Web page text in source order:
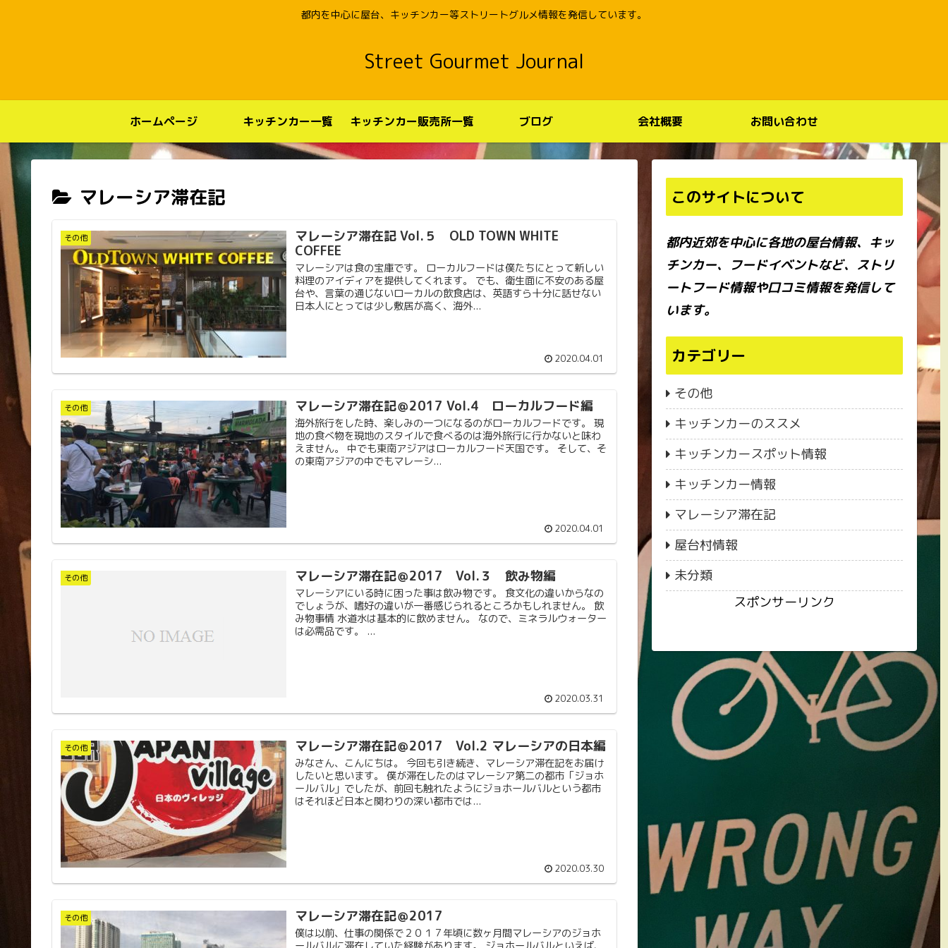
都内を中心に屋台、キッチンカー等ストリートグルメ情報を発信しています。
Street Gourmet Journal
ホームページ キッチンカー一覧 キッチンカー販売所一覧 ブログ 会社概要 お問い合わせ
マレーシア滞在記
その他
マレーシア滞在記 Vol.５ OLD TOWN WHITE
COFFEE
マレーシアは食の宝庫です。 ローカルフードは僕たちにとって新しい
料理のアイディアを提供してくれます。 でも、衛生面に不安のある屋
台や、言葉の通じないローカルの飲食店は、英語すら十分に話せない
日本人にとっては少し敷居が高く、海外...
2020.04.01
その他 マレーシア滞在記＠2017 Vol.4 ローカルフード編
海外旅行をした時、楽しみの一つになるのがローカルフードです。 現
地の食べ物を現地のスタイルで食べるのは海外旅行に行かないと味わ
えません。 中でも東南アジアはローカルフード天国です。 そして、そ
の東南アジアの中でもマレーシ...
2020.04.01
その他 マレーシア滞在記＠2017 Vol.３ 飲み物編
マレーシアにいる時に困った事は飲み物です。 食文化の違いからなの
でしょうが、嗜好の違いが一番感じられるところかもしれません。 飲
み物事情 水道水は基本的に飲めません。 なので、ミネラルウォーター
は必需品です。 ...
2020.03.31
その他 マレーシア滞在記＠2017 Vol.2 マレーシアの日本編
みなさん、こんにちは。 今回も引き続き、マレーシア滞在記をお届け
したいと思います。 僕が滞在したのはマレーシア第二の都市「ジョホ
ールバル」でしたが、前回も触れたようにジョホールバルという都市
はそれほど日本と関わりの深い都市では...
2020.03.30
その他 マレーシア滞在記＠2017
僕は以前、仕事の関係で２０１７年頃に数ヶ月間マレーシアのジョホ
このサイトについて
都内近郊を中心に各地の屋台情報、キッ
チンカー、フードイベントなど、ストリ
ートフード情報や口コミ情報を発信して
います。
カテゴリー
その他
キッチンカーのススメ
キッチンカースポット情報
キッチンカー情報
マレーシア滞在記
屋台村情報
未分類
スポンサーリンク